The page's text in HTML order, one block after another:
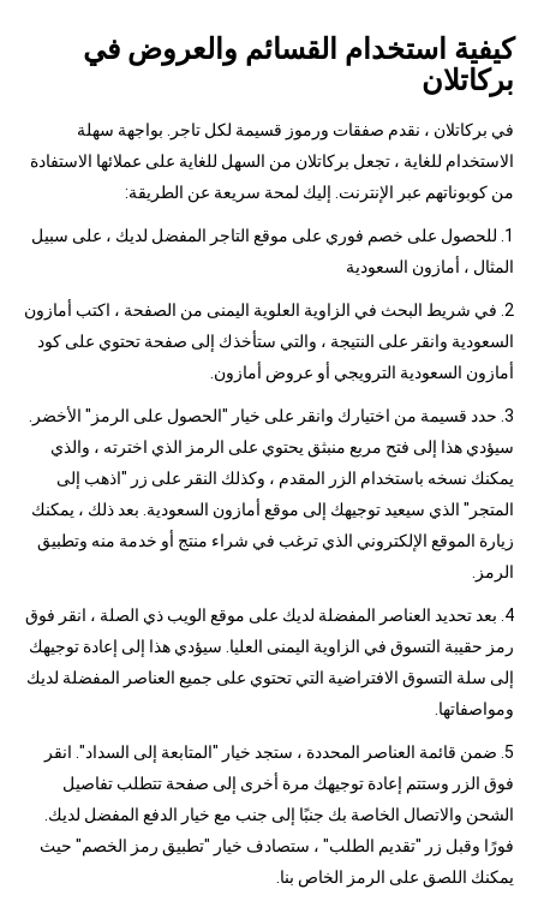
كيفية استخدام القسائم والعروض في
بركاتلان
في بركاتلان ، نقدم صفقات ورموز قسيمة لكل تاجر. بواجهة سهلة
الاستخدام للغاية ، تجعل بركاتلان من السهل للغاية على عملائها الاستفادة
من كوبوناتهم عبر الإنترنت. إليك لمحة سريعة عن الطريقة:
1. للحصول على خصم فوري على موقع التاجر المفضل لديك ، على سبيل
المثال ، أمازون السعودية
2. في شريط البحث في الزاوية العلوية اليمنى من الصفحة ، اكتب أمازون
السعودية وانقر على النتيجة ، والتي ستأخذك إلى صفحة تحتوي على كود
أمازون السعودية الترويجي أو عروض أمازون.
3. حدد قسيمة من اختيارك وانقر على خيار "الحصول على الرمز" الأخضر.
سيؤدي هذا إلى فتح مربع منبثق يحتوي على الرمز الذي اخترته ، والذي
يمكنك نسخه باستخدام الزر المقدم ، وكذلك النقر على زر "اذهب إلى
المتجر" الذي سيعيد توجيهك إلى موقع أمازون السعودية. بعد ذلك ، يمكنك
زيارة الموقع الإلكتروني الذي ترغب في شراء منتج أو خدمة منه وتطبيق
الرمز.
4. بعد تحديد العناصر المفضلة لديك على موقع الويب ذي الصلة ، انقر فوق
رمز حقيبة التسوق في الزاوية اليمنى العليا. سيؤدي هذا إلى إعادة توجيهك
إلى سلة التسوق الافتراضية التي تحتوي على جميع العناصر المفضلة لديك
ومواصفاتها.
5. ضمن قائمة العناصر المحددة ، ستجد خيار "المتابعة إلى السداد". انقر
فوق الزر وستتم إعادة توجيهك مرة أخرى إلى صفحة تتطلب تفاصيل
الشحن والاتصال الخاصة بك جنبًا إلى جنب مع خيار الدفع المفضل لديك.
فورًا وقبل زر "تقديم الطلب" ، ستصادف خيار "تطبيق رمز الخصم" حيث
يمكنك اللصق على الرمز الخاص بنا.